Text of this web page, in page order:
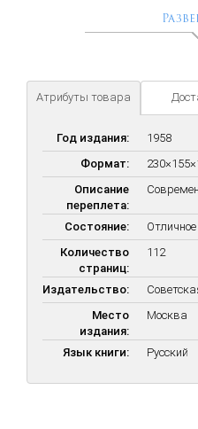
первенствах мира. Причём
проходившем в июне 1958
конце книги читатель найдет
шести первенств мира.
Атрибуты товара
Год издания:
1958
Формат:
Описание
переплета:
Состояние:
Отличное
Количество
страниц:
112
Издательство:
Место
издания:
Москва
Язык книги: Русский